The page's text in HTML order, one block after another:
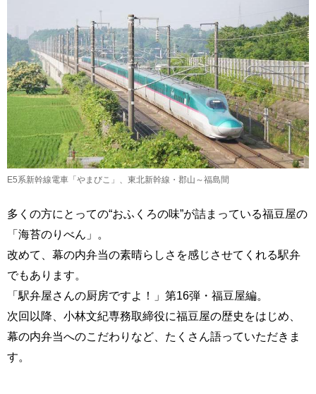
E5系新幹線電車「やまびこ」、東北新幹線・郡山～福島間
多くの方にとっての“おふくろの味”が詰まっている福豆屋の
「海苔のりべん」。
改めて、幕の内弁当の素晴らしさを感じさせてくれる駅弁
でもあります。
「駅弁屋さんの厨房ですよ！」第16弾・福豆屋編。
次回以降、小林文紀専務取締役に福豆屋の歴史をはじめ、
幕の内弁当へのこだわりなど、たくさん語っていただきま
す。